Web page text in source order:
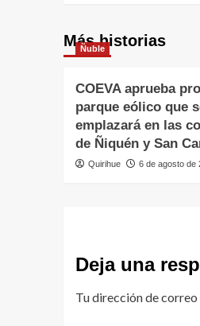
Más historias
Ñuble
COEVA aprueba
parque eólico que
emplazará en las
de Ñiquén y San
Quirihue 6 de agosto de
Deja una
Tu dirección de